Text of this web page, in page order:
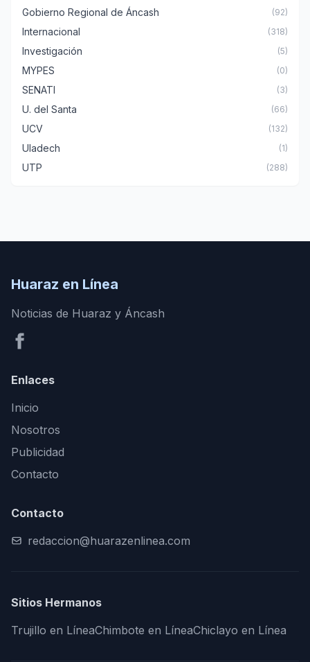
Gobierno Regional de Áncash (92)
Internacional (318)
Investigación (5)
MYPES (0)
SENATI (3)
U. del Santa (66)
UCV (132)
Uladech (1)
UTP (288)
Huaraz en Línea
Noticias de Huaraz y Áncash
Enlaces
Inicio
Nosotros
Publicidad
Contacto
Contacto
redaccion@huarazenlinea.com
Sitios Hermanos
Trujillo en LíneaChimbote en LíneaChiclayo en Línea